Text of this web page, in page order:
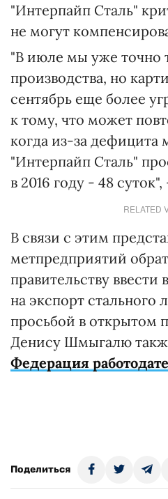
"Интерпайп Сталь"
не могут
"В июле мы уже точно
производства, но
сентябрь еще более
к тому, что может
когда из-за дефицита
"Интерпайп Сталь"
в 2016 году - 48
RELATED
В связи с этим
метпредприятий
правительству
на экспорт стального
просьбой в открытом
Денису Шмыгалю
Федерация
Поделиться